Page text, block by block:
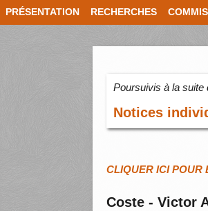
PRÉSENTATION RECHERCHES
Poursuivis à la suite
Notices
CLIQUER ICI POUR
Coste - Victor